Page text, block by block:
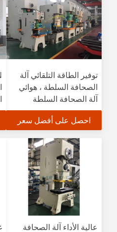
توفير الطاقة التلقائي آلة
الصحافة السلطة ، هوائي
آلة الصحافة السلطة
احصل على أفضل سعر
عالية الأداء آلة الصحافة